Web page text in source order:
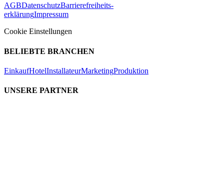
AGBDatenschutzBarrierefreiheits-
erklärungImpressum
Cookie Einstellungen
BELIEBTE BRANCHEN
EinkaufHotelInstallateurMarketingProduktion
UNSERE PARTNER